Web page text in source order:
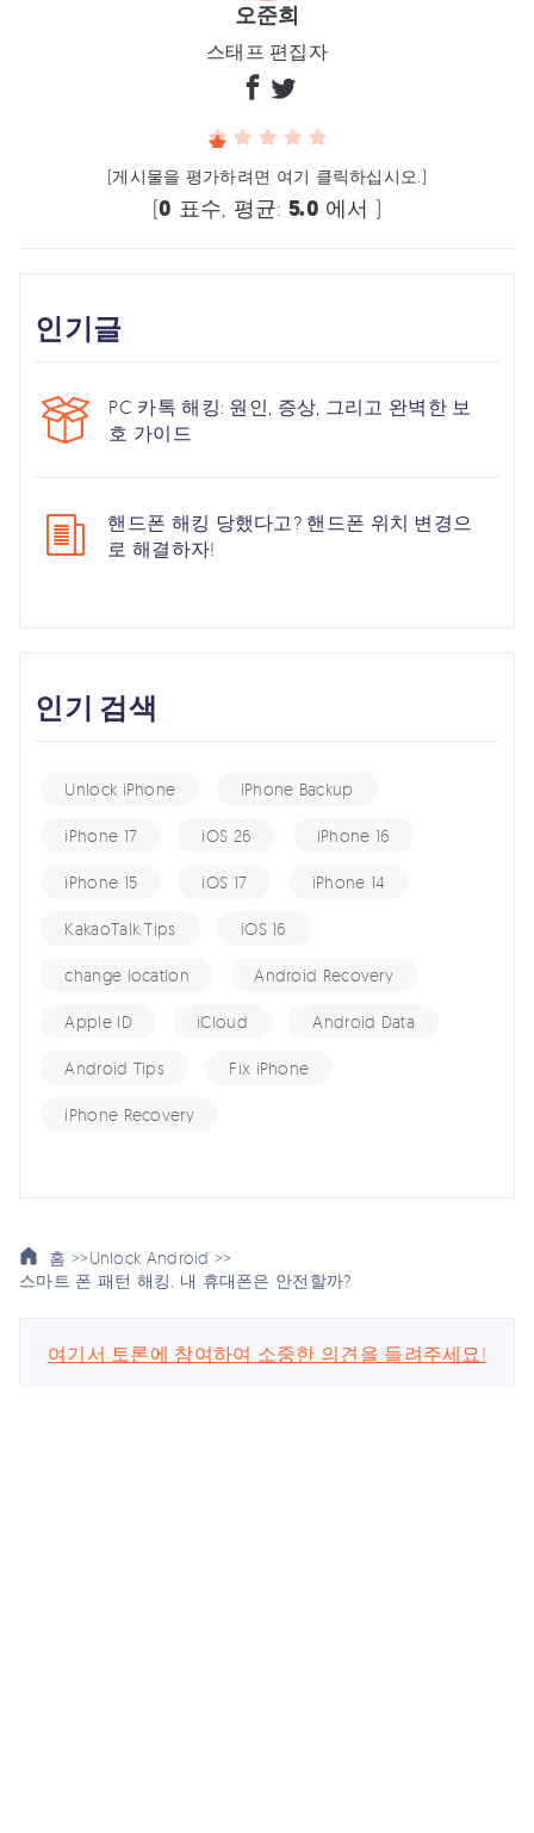
오준희
스태프 편집자
(게시물을 평가하려면 여기 클릭하십시오.)
(0 표수, 평균: 5.0 에서 )
인기글
PC 카톡 해킹: 원인, 증상, 그리고 완벽한 보
호 가이드
핸드폰 해킹 당했다고? 핸드폰 위치 변경으
로 해결하자!
인기 검색
Unlock iPhone iPhone Backup
iPhone 17 iOS 26 iPhone 16
iPhone 15 iOS 17 iPhone 14
KakaoTalk Tips iOS 16
change location Android Recovery
Apple ID iCloud Android Data
Android Tips Fix iPhone
iPhone Recovery
홈 >>Unlock Android >>
스마트 폰 패턴 해킹, 내 휴대폰은 안전할까?
여기서 토론에 참여하여 소중한 의견을 들려주세요!